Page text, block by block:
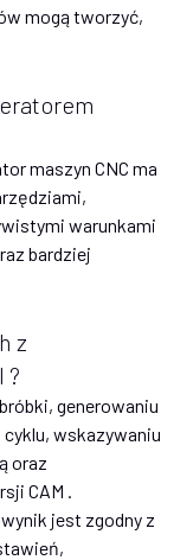
mogą tworzyć,
maszyn CNC ma
warunkami
bardziej
z
?
generowaniu
wskazywaniu
oraz
CAM .
jest zgodny z